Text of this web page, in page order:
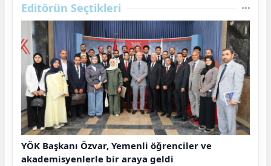
Editörün Seçtikleri
YÖK Başkanı Özvar, Yemenli öğrenciler ve
akademisyenlerle bir araya geldi